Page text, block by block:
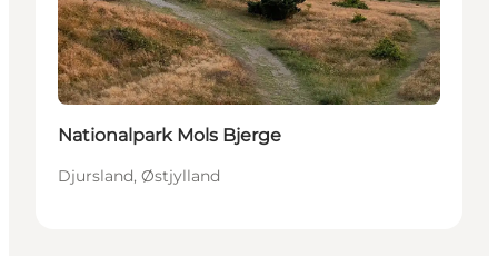
Nationalpark Mols Bjerge
Djursland, Østjylland